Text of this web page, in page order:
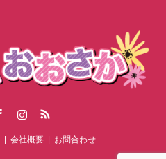
会社概要 お問合わせ